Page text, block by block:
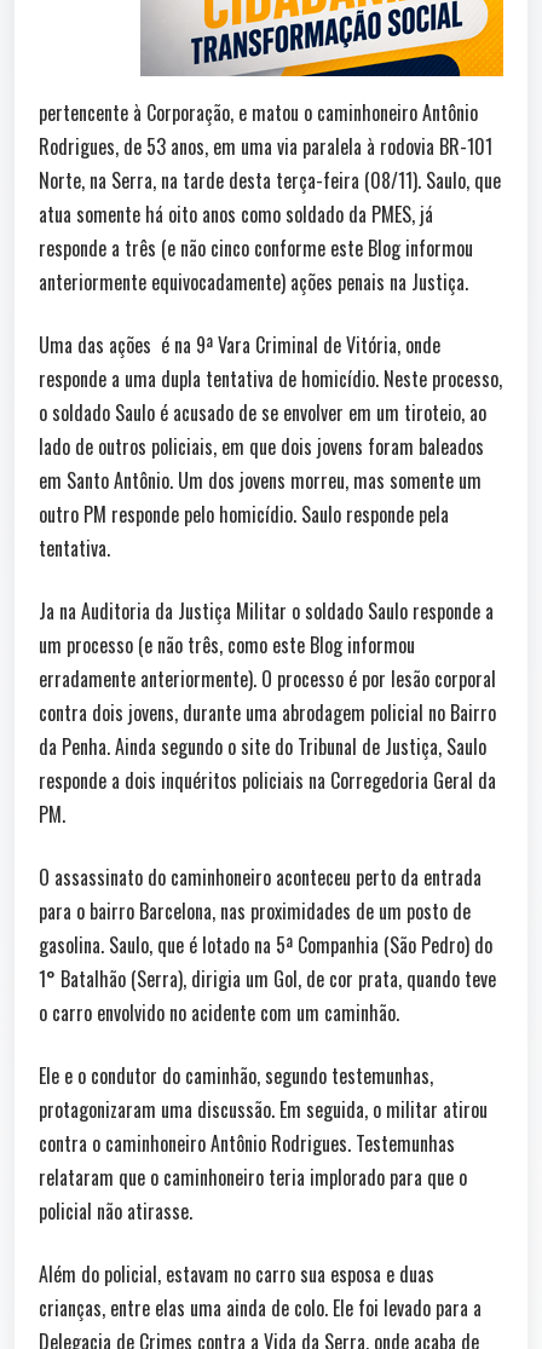
pertencente à Corporação, e matou o caminhoneiro Antônio
Rodrigues, de 53 anos, em uma via paralela à rodovia BR-101
Norte, na Serra, na tarde desta terça-feira (08/11). Saulo, que
atua somente há oito anos como soldado da PMES, já
responde a três (e não cinco conforme este Blog informou
anteriormente equivocadamente) ações penais na Justiça.
Uma das ações é na 9ª Vara Criminal de Vitória, onde
responde a uma dupla tentativa de homicídio. Neste processo,
o soldado Saulo é acusado de se envolver em um tiroteio, ao
lado de outros policiais, em que dois jovens foram baleados
em Santo Antônio. Um dos jovens morreu, mas somente um
outro PM responde pelo homicídio. Saulo responde pela
tentativa.
Ja na Auditoria da Justiça Militar o soldado Saulo responde a
um processo (e não três, como este Blog informou
erradamente anteriormente). O processo é por lesão corporal
contra dois jovens, durante uma abrodagem policial no Bairro
da Penha. Ainda segundo o site do Tribunal de Justiça, Saulo
responde a dois inquéritos policiais na Corregedoria Geral da
PM.
O assassinato do caminhoneiro aconteceu perto da entrada
para o bairro Barcelona, nas proximidades de um posto de
gasolina. Saulo, que é lotado na 5ª Companhia (São Pedro) do
1° Batalhão (Serra), dirigia um Gol, de cor prata, quando teve
o carro envolvido no acidente com um caminhão.
Ele e o condutor do caminhão, segundo testemunhas,
protagonizaram uma discussão. Em seguida, o militar atirou
contra o caminhoneiro Antônio Rodrigues. Testemunhas
relataram que o caminhoneiro teria implorado para que o
policial não atirasse.
Além do policial, estavam no carro sua esposa e duas
crianças, entre elas uma ainda de colo. Ele foi levado para a
Delegacia de Crimes contra a Vida da Serra, onde acaba de